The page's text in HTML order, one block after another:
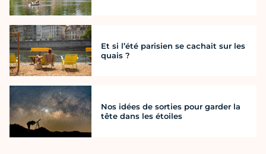
Et si l’été parisien se cachait sur les
quais ?
Nos idées de sorties pour garder la
tête dans les étoiles